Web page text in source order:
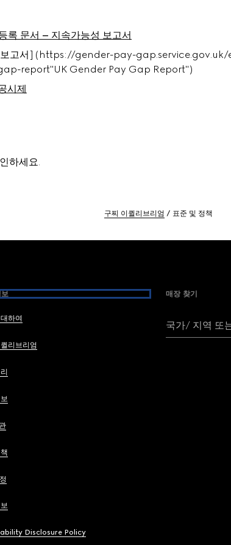
록 문서 – 지속가능성 보고서
보고서](https://gender-pay-
report"UK Gender Pay Gap Report")
시제
하세요.
구찌 이퀼리브리엄 표준 및 정책
보
하여
리브리엄
Disclosure Policy
매장 찾기
국가/ 지역 또